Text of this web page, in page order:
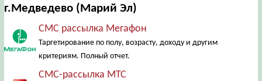
г.Медведево (Марий Эл)
СМС рассылка Мегафон
Таргетирование по полу, возрасту, доходу и другим
критериям. Полный отчет.
СМС-рассылка МТС